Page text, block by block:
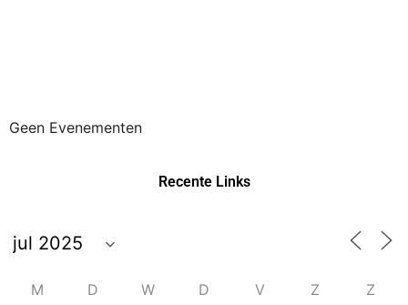
Geen Evenementen
Recente Links
M D W D V Z Z